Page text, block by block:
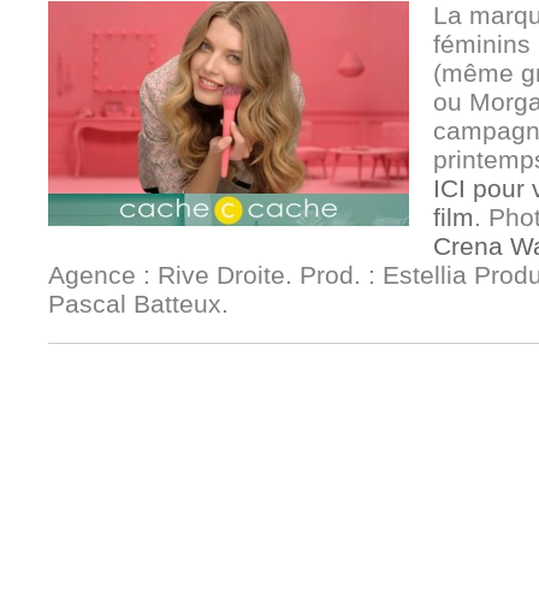
La
féminins
(même
ou
ICI pour
film.
Crena
Agence : Rive Droite. Prod. : Estellia
Pascal Batteux.